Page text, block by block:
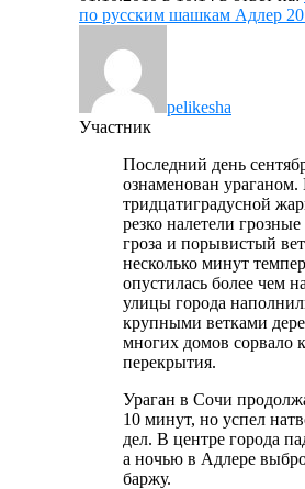
по русским шашкам Адлер
pelikesha
Участник
Последний день
ознаменован ураганом.
тридцатиградусной
резко налетели
гроза и порывистый
несколько минут
опустилась более чем
улицы города
крупными ветками
многих домов сорвало
перекрытия.
Ураган в Сочи
10 минут, но успел
дел. В центре города
а ночью в Адлере
баржу.